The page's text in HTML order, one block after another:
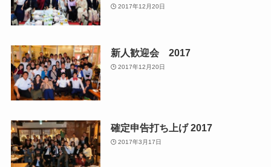
2017年12月20日
新人歓迎会 2017
2017年12月20日
確定申告打ち上げ 2017
2017年3月17日